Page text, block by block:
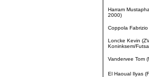
Harram
2000)
Coppola
Loncke Kevin
Koninksem/
Vandervee Tom
El Haoual Ilyas